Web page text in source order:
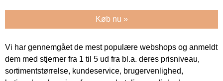
Køb nu »
Vi har gennemgået de mest populære webshops og anmeldt
dem med stjerner fra 1 til 5 ud fra bl.a. deres prisniveau,
sortimentstørrelse, kundeservice, brugervenlighed,